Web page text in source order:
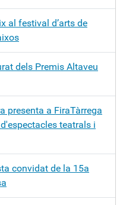
al festival d’arts de
dels Premis Altaveu
presenta a FiraTàrrega
teatrals i
convidat de la 15a